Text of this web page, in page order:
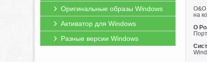
Оригинальные образы Windows
Активатор для Windows
Разные версии Windows
на
О